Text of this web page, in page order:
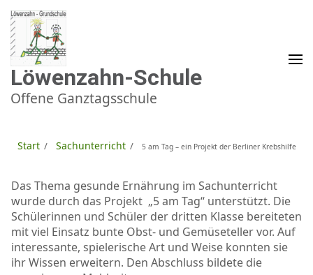
Zum
Inhalt
springen
(Enter
drücken)
Löwenzahn-Schule
Offene Ganztagsschule
Start / Sachunterricht / 5 am Tag – ein Projekt der Berliner Krebshilfe
Das Thema gesunde Ernährung im Sachunterricht
wurde durch das Projekt „5 am Tag“ unterstützt. Die
Schülerinnen und Schüler der dritten Klasse bereiteten
mit viel Einsatz bunte Obst- und Gemüseteller vor. Auf
interessante, spielerische Art und Weise konnten sie
ihr Wissen erweitern. Den Abschluss bildete die